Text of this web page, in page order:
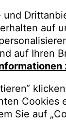
auf
auf Ihren
Cookies
Sie auf